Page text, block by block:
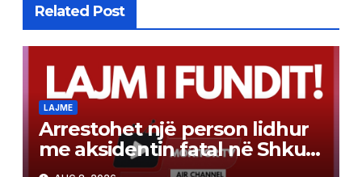
Related Post
LAJME
Arrestohet një person lidhur
me aksidentin fatal në Shkup,
ku dje humbi jetën një 19-